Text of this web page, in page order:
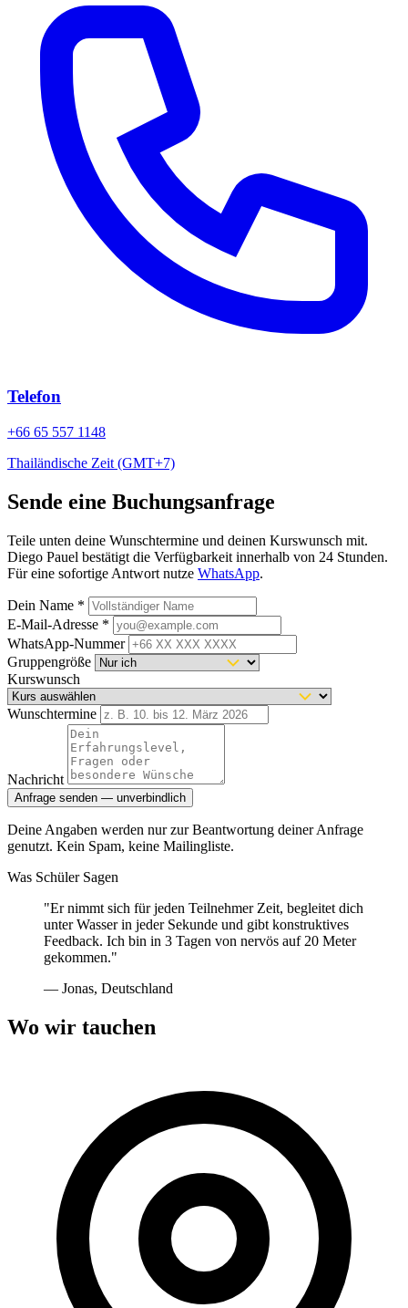
Telefon
+66 65 557 1148
Thailändische Zeit (GMT+7)
Sende eine Buchungsanfrage
Teile unten deine Wunschtermine und deinen Kurswunsch mit.
Diego Pauel bestätigt die Verfügbarkeit innerhalb von 24 Stunden.
Für eine sofortige Antwort nutze WhatsApp.
Dein Name *
E-Mail-Adresse *
WhatsApp-Nummer
Gruppengröße
Kurswunsch
Wunschtermine
Nachricht
Anfrage senden — unverbindlich
Deine Angaben werden nur zur Beantwortung deiner Anfrage
genutzt. Kein Spam, keine Mailingliste.
Was Schüler Sagen
"Er nimmt sich für jeden Teilnehmer Zeit, begleitet dich
unter Wasser in jeder Sekunde und gibt konstruktives
Feedback. Ich bin in 3 Tagen von nervös auf 20 Meter
gekommen."
— Jonas, Deutschland
Wo wir tauchen